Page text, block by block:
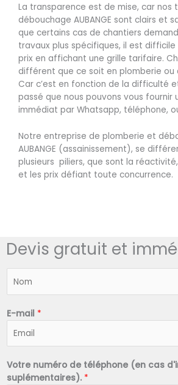
La transparence est de mise, car nos
débouchage AUBANGE sont clairs et
que certains cas de chantiers
travaux plus spécifiques, il est difficile
prix en affichant une grille tarifaire.
différent que ce soit en plomberie ou
Car c’est en fonction de la difficulté
passé que nous pouvons vous fournir
immédiat par Whatsapp, téléphone,
Notre entreprise de plomberie et
AUBANGE (assainissement), se
plusieurs piliers, que sont la
et les prix défiant toute concurrence.
Devis gratuit et
*
E-mail *
Votre numéro de téléphone (en cas
suplémentaires). *